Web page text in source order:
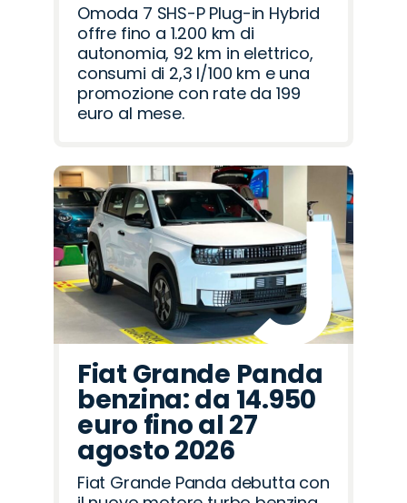
Omoda 7 SHS-P Plug-in Hybrid
offre fino a 1.200 km di
autonomia, 92 km in elettrico,
consumi di 2,3 l/100 km e una
promozione con rate da 199
euro al mese.
Fiat Grande Panda
benzina: da 14.950
euro fino al 27
agosto 2026
Fiat Grande Panda debutta con